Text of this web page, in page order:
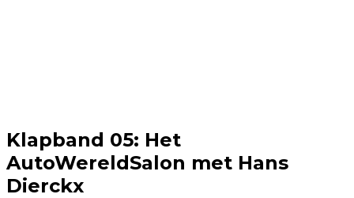
Klapband 05: Het
AutoWereldSalon met Hans
Dierckx